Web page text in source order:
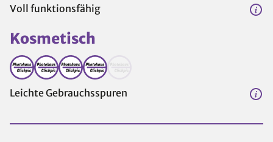
Voll funktionsfähig
Kosmetisch
Leichte Gebrauchsspuren